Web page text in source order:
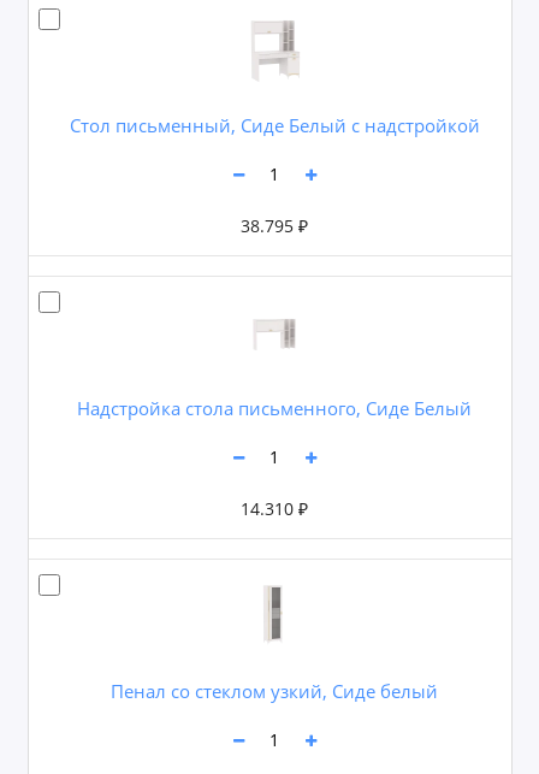
Стол письменный, Сиде Белый c надстройкой
38.795 ₽
Надстройка стола письменного, Сиде Белый
14.310 ₽
Пенал со стеклом узкий, Сиде белый